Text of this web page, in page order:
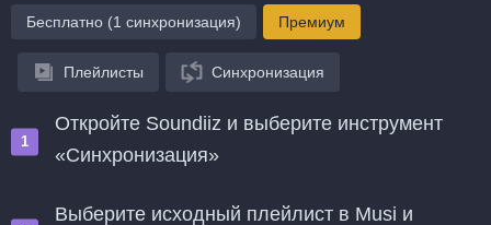
Бесплатно (1 синхронизация) Премиум
Плейлисты Синхронизация
Откройте Soundiiz и выберите инструмент
«Синхронизация»
Выберите исходный плейлист в Musi и